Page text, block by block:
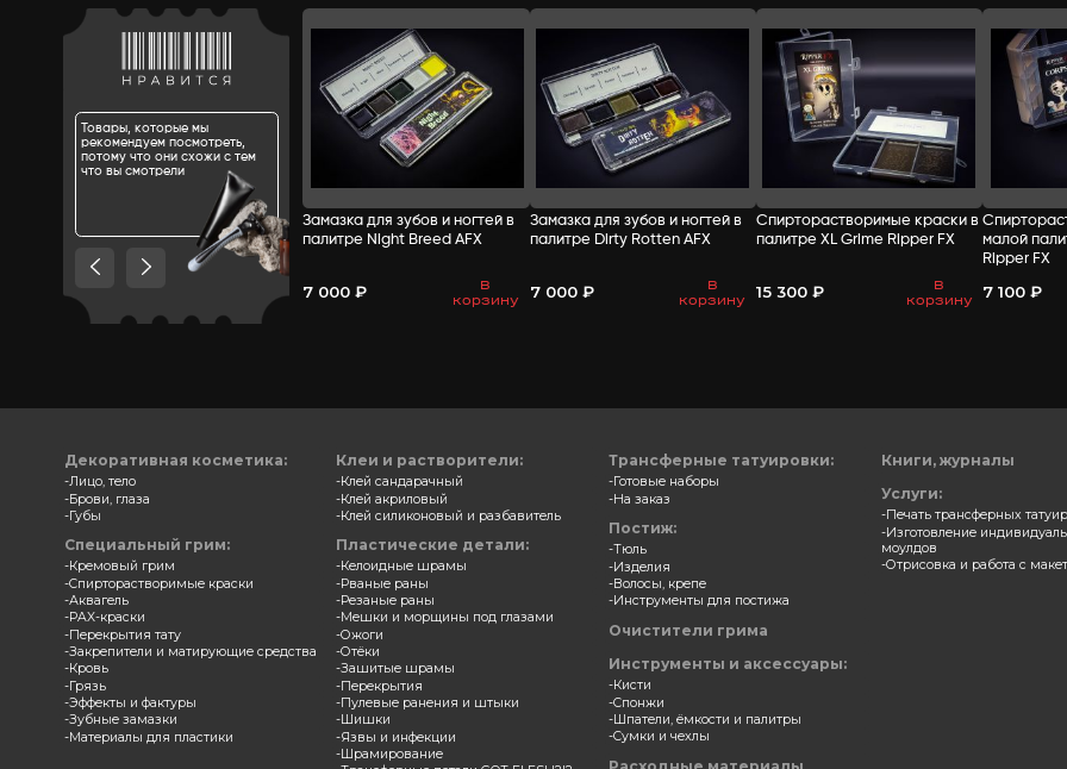
Товары, которые мы
рекомендуем посмотреть,
потому что они схожи с тем
Замазка для зубов и ногтей в